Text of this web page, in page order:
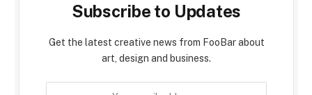
Subscribe to Updates
Get the latest creative news from FooBar about
art, design and business.